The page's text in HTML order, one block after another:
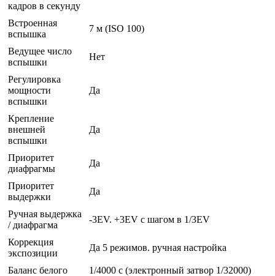
кадров в секунду
Встроенная
вспышка
7 м (ISO 100)
Ведущее число
вспышки
Нет
Регулировка
мощности
вспышки
Да
Крепление
внешней
вспышки
Да
Приоритет
диафрагмы
Да
Приоритет
выдержки
Да
Ручная выдержка
/ диафрагма
-3EV. +3EV с шагом в 1/3EV
Коррекция
экспозиции
Да 5 режимов. ручная настройка
Баланс белого
1/4000 c (электронный затвор 1/32000)